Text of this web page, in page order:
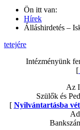
Ön itt van:
Hírek
Álláshirdetés –
tetejére
Intézményünk
[
Az
Szülők és
[ Nyilvántartásba